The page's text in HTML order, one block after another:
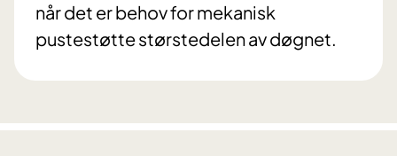
når det er behov for mekanisk
pustestøtte størstedelen av døgnet.